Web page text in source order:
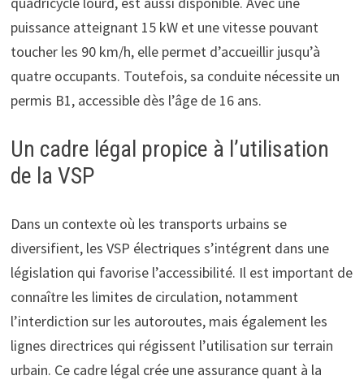
puissance atteignant 15 kW et une vitesse pouvant
toucher les 90 km/h, elle permet d’accueillir jusqu’à
quatre occupants. Toutefois, sa conduite nécessite un
permis B1, accessible dès l’âge de 16 ans.
Un cadre légal propice à l’utilisation
de la VSP
Dans un contexte où les transports urbains se
diversifient, les VSP électriques s’intégrent dans une
législation qui favorise l’accessibilité. Il est important de
connaître les limites de circulation, notamment
l’interdiction sur les autoroutes, mais également les
lignes directrices qui régissent l’utilisation sur terrain
urbain. Ce cadre légal crée une assurance quant à la